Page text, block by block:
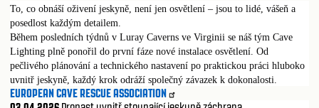
To, co obnáší oživení jeskyně, není jen osvětlení – jsou to lidé, vášeň a
posedlost každým detailem.
Během posledních týdnů v Luray Caverns ve Virginii se náš tým Cave
Lighting plně ponořil do první fáze nové instalace osvětlení. Od
pečlivého plánování a technického nastavení po praktickou práci hluboko
uvnitř jeskyně, každý krok odráží společný závazek k dokonalosti.
EUROPEAN CAVE RESCUE ASSOCIATION